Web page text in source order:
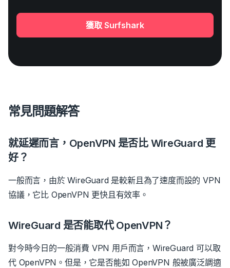
獲取 Surfshark
常見問題解答
就延遲而言，OpenVPN 是否比 WireGuard 更
好？
一般而言，由於 WireGuard 是較新且為了速度而設的 VPN
協議，它比 OpenVPN 更快且有效率。
WireGuard 是否能取代 OpenVPN？
對今時今日的一般消費 VPN 用戶而言，WireGuard 可以取
代 OpenVPN。但是，它是否能如 OpenVPN 般被廣泛調適